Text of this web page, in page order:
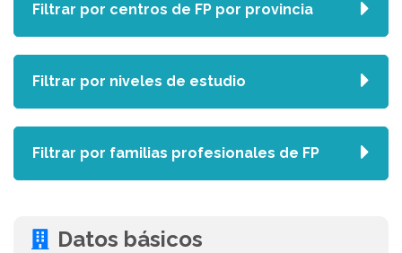
Datos básicos
Filtrar por centros de FP por provincia
Filtrar por niveles de estudio
Filtrar por familias profesionales de FP